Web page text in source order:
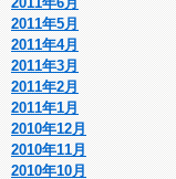
2011年5月
2011年4月
2011年3月
2011年2月
2011年1月
2010年12月
2010年11月
2010年10月